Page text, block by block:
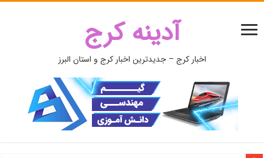
آدینه کرج
اخبار کرج – جدیدترین اخبار کرج و استان البرز